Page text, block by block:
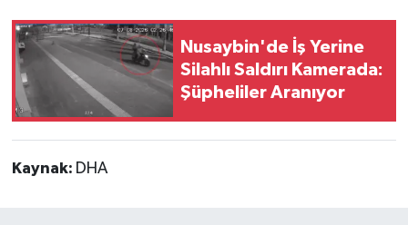
Nusaybin'de İş Yerine
Silahlı Saldırı Kamerada:
Şüpheliler Aranıyor
Kaynak: DHA